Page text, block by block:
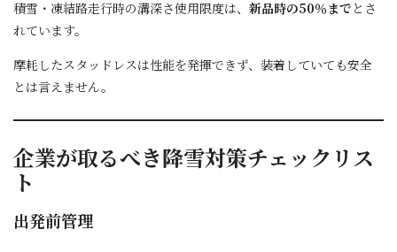
積雪・凍結路走行時の溝深さ使用限度は、 新品時の50％まで とさ
れています。
摩耗したスタッドレスは性能を発揮できず、装着していても安全
とは言えません。
企業が取るべき降雪対策チェックリス
ト
出発前管理